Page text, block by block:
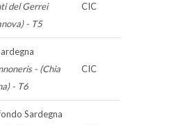
del Gerrei
- T5
CIC
- (Chia
- T6
CIC
Sardegna